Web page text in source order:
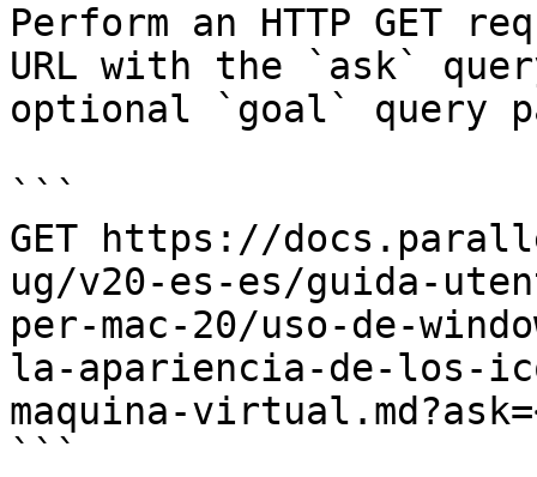
Perform an HTTP GET
URL with the `ask`
optional `goal` query
```
GET https://
ug/v20-es-es/guida-
per-mac-20/uso-de-
la-apariencia-de-los-
maquina-
```